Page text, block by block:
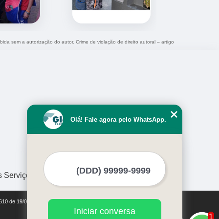
sem a autorização do autor. Crime de violação de direito autoral – artigo
Serviços
de 19/02/1998)
1
Olá! Fale agora pelo WhatsApp.
Iniciar conversa